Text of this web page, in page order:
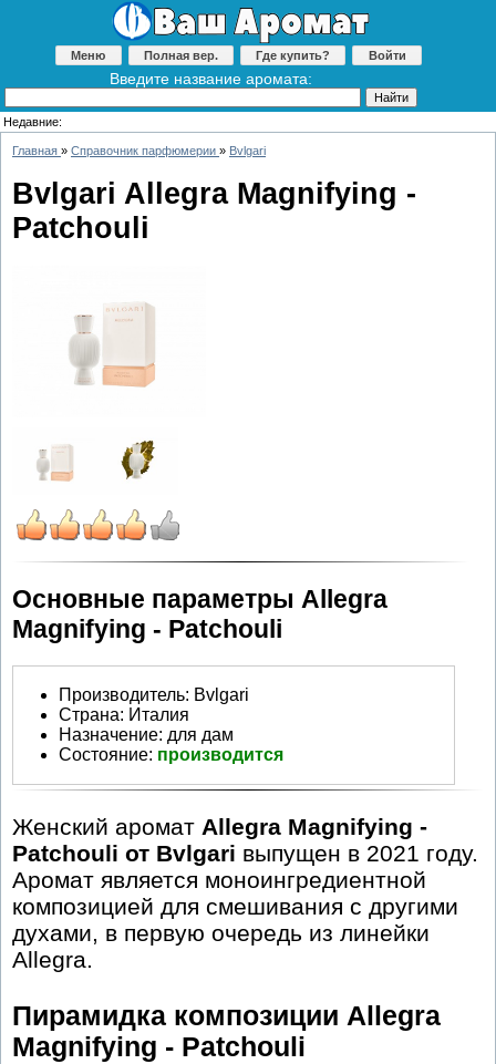
Меню Полная вер. Где купить? Войти
Введите название аромата:
Недавние:
Главная » Справочник парфюмерии » Bvlgari
Bvlgari Allegra Magnifying -
Patchouli
Основные параметры Allegra
Magnifying - Patchouli
Производитель: Bvlgari
Страна: Италия
Назначение: для дам
Состояние: производится
Женский аромат Allegra Magnifying -
Patchouli от Bvlgari выпущен в 2021 году.
Аромат является моноингредиентной
композицией для смешивания с другими
духами, в первую очередь из линейки
Allegra.
Пирамидка композиции Allegra
Magnifying - Patchouli